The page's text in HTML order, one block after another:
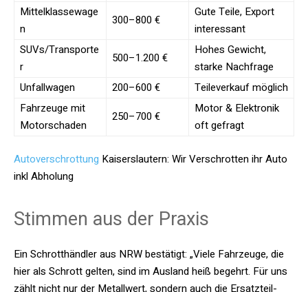
Mittelklassewage
n
300–800 €
Gute Teile, Export
interessant
SUVs/Transporte
r
500–1.200 €
Hohes Gewicht,
starke Nachfrage
Unfallwagen
200–600 €
Teileverkauf möglich
Fahrzeuge mit
Motorschaden
250–700 €
Motor & Elektronik
oft gefragt
Autoverschrottung Kaiserslautern: Wir Verschrotten ihr Auto
inkl Abholung
Stimmen aus der Praxis
Ein Schrotthändler aus NRW bestätigt: „Viele Fahrzeuge, die
hier als Schrott gelten, sind im Ausland heiß begehrt. Für uns
zählt nicht nur der Metallwert, sondern auch die Ersatzteil-